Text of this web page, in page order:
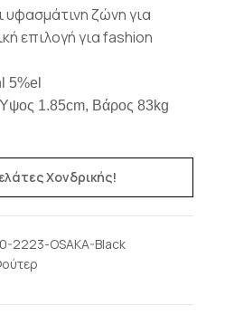
υφασμάτινη ζώνη για
επιλογή για fashion
5%el
Ύψος 1.85cm, Βάρος 83kg
Χονδρικής!
2223-OSAKA-Black